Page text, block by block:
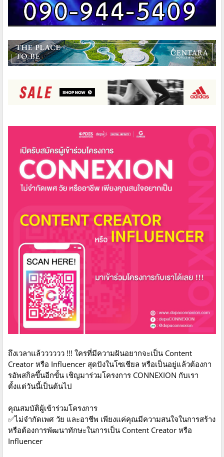
ถึงเวลาแล้วววววว !!! ใครที่มีความฝันอยากจะเป็น Content
Creator หรือ Influencer สุดปังในโซเชียล หรือเป็นอยู่แล้วต้องกา
รอัพสกิลขึ้นอีกขั้น เชิญมาร่วมโครงการ CONNEXION กับเรา
ตั้งแต่วันนี้เป็นต้นไป
คุณสมบัติผู้เข้าร่วมโครงการ
✅ไม่จำกัดเพศ วัย และอาชีพ เพียงแค่คุณมีความสนใจในการสร้าง
หรือต้องการพัฒนาทักษะในการเป็น Content Creator หรือ
Influencer